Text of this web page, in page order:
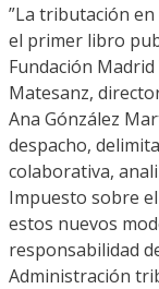
”La tributación en
el primer libro
Fundación Madrid
Matesanz,
Ana Gónzález
despacho,
colaborativa,
Impuesto sobre
estos nuevos
responsabilidad
Administración